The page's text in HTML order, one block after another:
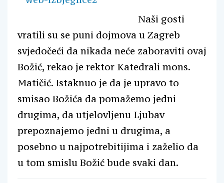
Naši gosti
vratili su se puni dojmova u Zagreb
svjedočeći da nikada neće zaboraviti ovaj
Božić, rekao je rektor Katedrali mons.
Matičić. Istaknuo je da je upravo to
smisao Božića da pomažemo jedni
drugima, da utjelovljenu Ljubav
prepoznajemo jedni u drugima, a
posebno u najpotrebitijima i zaželio da
u tom smislu Božić bude svaki dan.